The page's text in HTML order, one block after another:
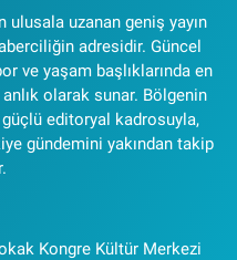
ulusala uzanan geniş yayın
adresidir. Güncel
ve yaşam başlıklarında en
olarak sunar. Bölgenin
editoryal kadrosuyla,
gündemini yakından takip
Kongre Kültür Merkezi